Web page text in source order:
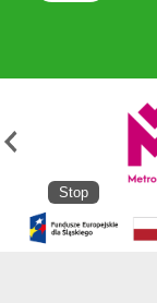
Stop